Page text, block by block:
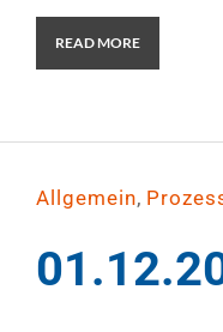
READ MORE
Allgemein,